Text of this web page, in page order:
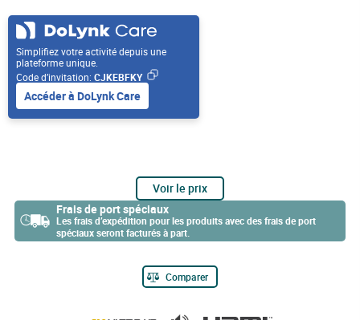
Simplifiez votre activité depuis une
plateforme unique.
Code d’invitation: CJKEBFKY
Accéder à DoLynk Care
Voir le prix
Frais de port spéciaux
Les frais d’expédition pour les produits avec des frais de port
spéciaux seront facturés à part.
Comparer